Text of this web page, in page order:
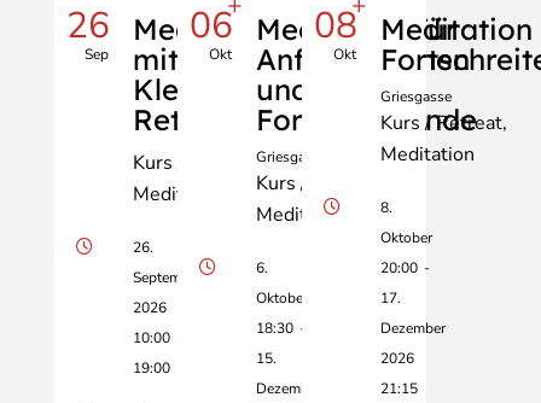
26
Sep
Meditationstag
mit Manfred
Klell - City-
Retreat
Kurs / Retreat
Meditation
26.
September
2026
10:00
19:00
06
Okt
Meditation für
Anfänger:innen
und
Fortschreitende
Griesgasse
Kurs / Retreat
Meditation
6.
Oktober
18:30 -
15.
Dezember
08
Okt
Griesgasse
Kurs / Retreat
Meditation
8.
Oktober
20:00 -
17.
Dezember
2026
21:15